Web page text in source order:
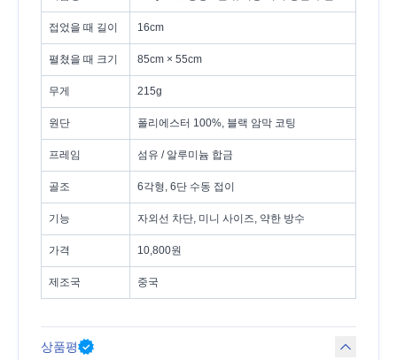
접었을 때 길이 16cm
펼쳤을 때 크기 85cm × 55cm
무게 215g
원단 폴리에스터 100%, 블랙 암막 코팅
프레임 섬유 / 알루미늄 합금
골조 6각형, 6단 수동 접이
기능 자외선 차단, 미니 사이즈, 약한 방수
가격 10,800원
제조국 중국
상품평